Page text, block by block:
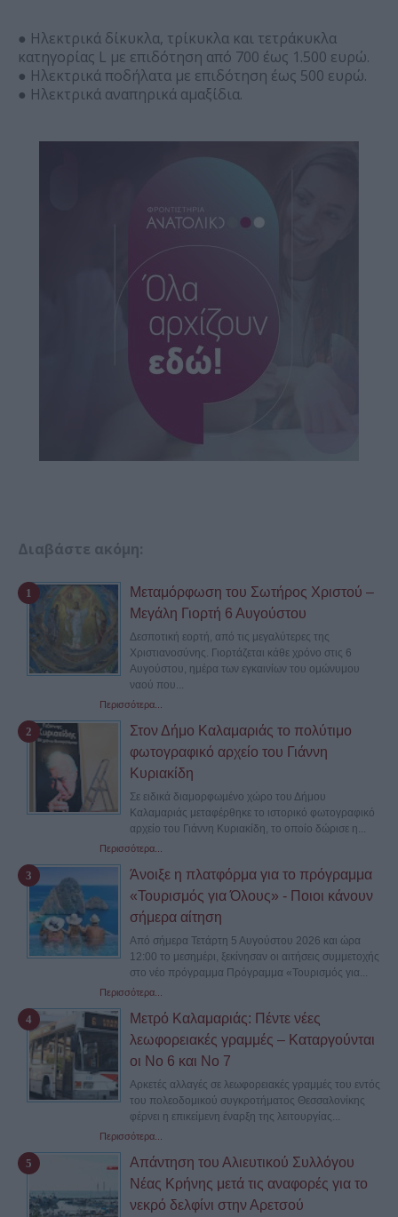
● Ηλεκτρικά δίκυκλα, τρίκυκλα και τετράκυκλα
κατηγορίας L με επιδότηση από 700 έως 1.500 ευρώ.
● Ηλεκτρικά ποδήλατα με επιδότηση έως 500 ευρώ.
● Ηλεκτρικά αναπηρικά αμαξίδια.
Διαβάστε ακόμη:
Μεταμόρφωση του Σωτήρος Χριστού –
Μεγάλη Γιορτή 6 Αυγούστου
Δεσποτική εορτή, από τις μεγαλύτερες της
Χριστιανοσύνης. Γιορτάζεται κάθε χρόνο στις 6
Αυγούστου, ημέρα των εγκαινίων του ομώνυμου
ναού που...
Περισσότερα...
Στον Δήμο Καλαμαριάς το πολύτιμο
φωτογραφικό αρχείο του Γιάννη
Κυριακίδη
Σε ειδικά διαμορφωμένο χώρο του Δήμου
Καλαμαριάς μεταφέρθηκε το ιστορικό φωτογραφικό
αρχείο του Γιάννη Κυριακίδη, το οποίο δώρισε η...
Περισσότερα...
Άνοιξε η πλατφόρμα για το πρόγραμμα
«Τουρισμός για Όλους» - Ποιοι κάνουν
σήμερα αίτηση
Από σήμερα Τετάρτη 5 Αυγούστου 2026 και ώρα
12:00 το μεσημέρι, ξεκίνησαν οι αιτήσεις συμμετοχής
στο νέο πρόγραμμα Πρόγραμμα «Τουρισμός για...
Περισσότερα...
Μετρό Καλαμαριάς: Πέντε νέες
λεωφορειακές γραμμές – Καταργούνται
οι Νο 6 και Νο 7
Αρκετές αλλαγές σε λεωφορειακές γραμμές του εντός
του πολεοδομικού συγκροτήματος Θεσσαλονίκης
φέρνει η επικείμενη έναρξη της λειτουργίας...
Περισσότερα...
Απάντηση του Αλιευτικού Συλλόγου
Νέας Κρήνης μετά τις αναφορές για το
νεκρό δελφίνι στην Αρετσού